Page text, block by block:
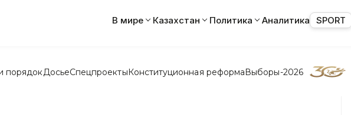
В мире Казахстан Политика Аналитика SPORT
порядок ДосьеСпецпроектыКонституционная реформаВыборы-2026